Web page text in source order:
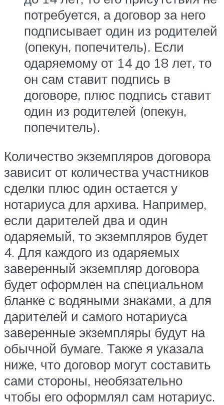
потребуется, а договор за него
подписывает один из родителей
(опекун, попечитель). Если
одаряемому от 14 до 18 лет, то
он сам ставит подпись в
договоре, плюс подпись ставит
один из родителей (опекун,
попечитель).
Количество экземпляров договора
зависит от количества участников
сделки плюс один остается у
нотариуса для архива. Например,
если дарителей два и один
одаряемый, то экземпляров будет
4. Для каждого из одаряемых
заверенный экземпляр договора
будет оформлен на специальном
бланке с водяными знаками, а для
дарителей и самого нотариуса
заверенные экземпляры будут на
обычной бумаге. Также я указала
ниже, что договор могут составить
сами стороны, необязательно
чтобы его оформлял сам нотариус.